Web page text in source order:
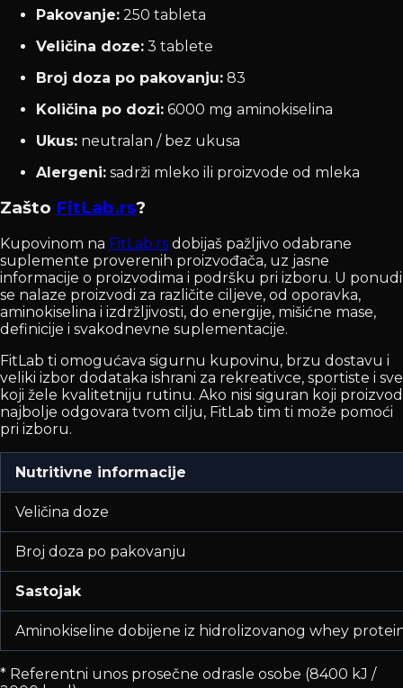
Pakovanje: 250 tableta
Veličina doze: 3 tablete
Broj doza po pakovanju: 83
Količina po dozi: 6000 mg aminokiselina
Ukus: neutralan / bez ukusa
Alergeni: sadrži mleko ili proizvode od mleka
Zašto FitLab.rs?
Kupovinom na FitLab.rs dobijaš pažljivo odabrane
suplemente proverenih proizvođača, uz jasne
informacije o proizvodima i podršku pri izboru. U ponudi
se nalaze proizvodi za različite ciljeve, od oporavka,
aminokiselina i izdržljivosti, do energije, mišićne mase,
definicije i svakodnevne suplementacije.
FitLab ti omogućava sigurnu kupovinu, brzu dostavu i
veliki izbor dodataka ishrani za rekreativce, sportiste i sve
koji žele kvalitetniju rutinu. Ako nisi siguran koji proizvod
najbolje odgovara tvom cilju, FitLab tim ti može pomoći
pri izboru.
Nutritivne informacije
Veličina doze
Broj doza po pakovanju
Sastojak
Aminokiseline dobijene iz hidrolizovanog whey
* Referentni unos prosečne odrasle osobe (8400 kJ /